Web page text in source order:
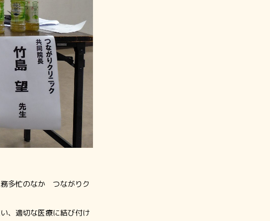
多忙のなか つながりク
、適切な医療に結び付け